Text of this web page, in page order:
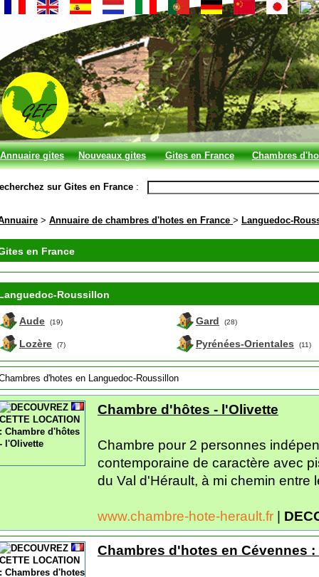
Annuaire gites Nouveaux gites
et chambres
Gites en France Chambres
en France
sur Gites en France :
> Annuaire de chambres d'hotes en France > Languedoc-
en France
Roussillon
Aude (19)
Lozère (7)
Gard (28)
Pyrénées-Orientales (11)
d'hotes en Languedoc-Roussillon
Chambre d'hôtes - l'Olivette
Chambre pour 2 personnes
contemporaine de caractère avec
du Val d'Hérault, à mi chemin entre
www.chambre-hote-herault.fr |
Chambres d'hotes en Cévennes